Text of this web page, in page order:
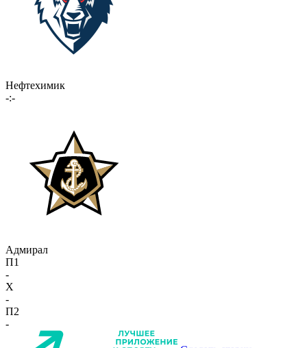
Нефтехимик
-:-
Адмирал
П1
-
X
-
П2
-